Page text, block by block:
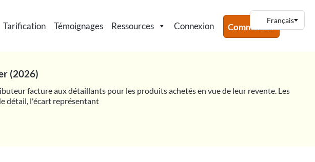
Tarification Témoignages Ressources Connexion Commencer
(2026)
facture aux détaillants pour les produits achetés en vue de leur revente. Les
détail, l'écart représentant